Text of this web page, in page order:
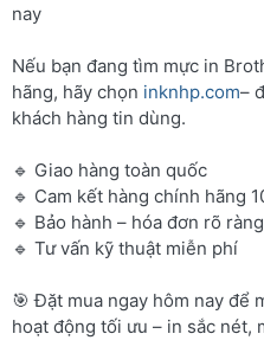
nay
Nếu bạn đang tìm mực in
hãng, hãy chọn inknhp.com–
khách hàng tin dùng.
🔹 Giao hàng toàn quốc
🔹 Cam kết hàng chính hãng
🔹 Bảo hành – hóa đơn rõ ràng
🔹 Tư vấn kỹ thuật miễn phí
🎯 Đặt mua ngay hôm nay để
hoạt động tối ưu – in sắc nét,